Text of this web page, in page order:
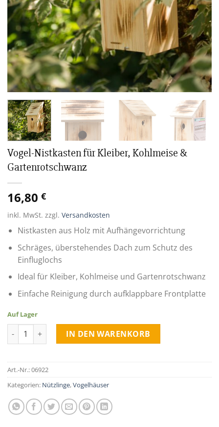
Vogel-Nistkasten für Kleiber, Kohlmeise &
Gartenrotschwanz
16,80 €
inkl. MwSt. zzgl. Versandkosten
Nistkasten aus Holz mit Aufhängevorrichtung
Schräges, überstehendes Dach zum Schutz des
Einfluglochs
Ideal für Kleiber, Kohlmeise und Gartenrotschwanz
Einfache Reinigung durch aufklappbare Frontplatte
Auf Lager
Vogel-Nistkasten für Kleiber, Kohlmeise & Gartenrotschwanz
IN DEN WARENKORB
Art.-Nr.:06922
Kategorien: Nützlinge,Vogelhäuser